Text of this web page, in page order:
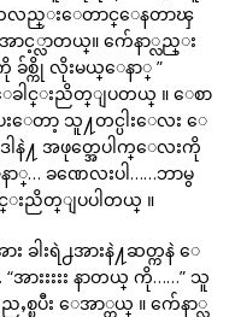
းကလည္းေတာင္ေနတာၾ
င့္လာတယ္။ က်ေနာ္လည္း
ခ်စ္ကို လိုးမယ္ေနာ္ ”
ခါင္းညိတ္ျပတယ္ ။ ေစာ
းေတာ့ သူ႔တင္ပါးေလး ေ
ါနဲ႔ အဖုတ္အေပါက္ေလးကို
… ခဏေလးပါ……ဘာမွ
းညိတ္ျပပါတယ္ ။
း ခါးရဲ႕အားနဲ႔ဆတ္ကနဲ ေ
းးးးး နာတယ္ ကို……” သူ
ၿပီး ေအာ္တယ္ ။ က်ေနာ္လ